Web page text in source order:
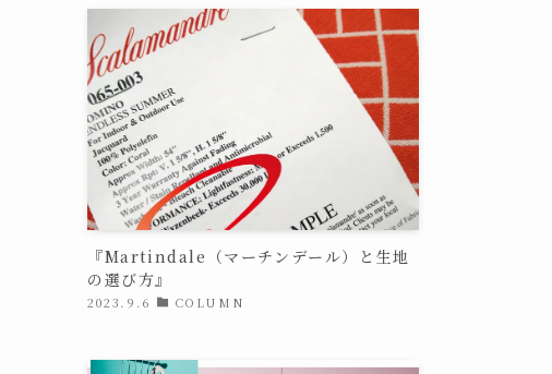
『Martindale（マーチンデール）と生地
の選び方』
2023.9.6 COLUMN